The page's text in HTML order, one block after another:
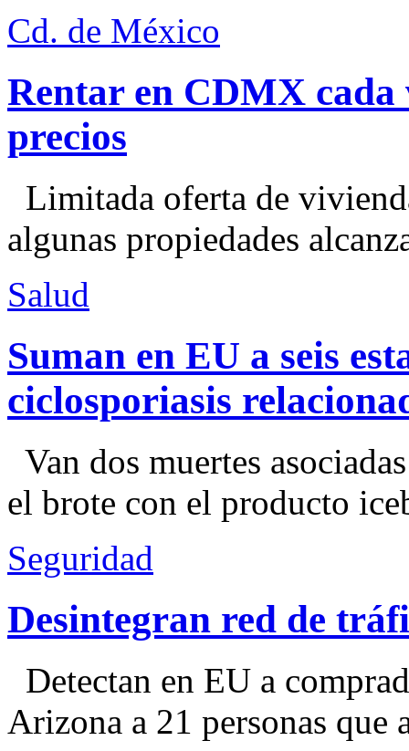
Cd. de México
Rentar en CDMX cada
precios
Limitada oferta de
algunas propiedades
Salud
Suman en EU a seis
ciclosporiasis
Van dos muertes
el brote con el producto
Seguridad
Desintegran red de
Detectan en EU a
Arizona a 21 personas que